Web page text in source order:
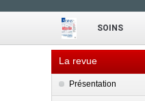
SOINS
La revue
Présentation